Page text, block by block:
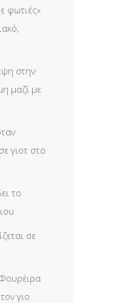
φωτιές»
στην
μαζί με
γιοτ στο
το
σε
γιο